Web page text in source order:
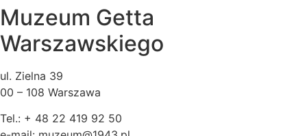
Muzeum Getta
Warszawskiego
ul. Zielna 39
00 – 108 Warszawa
Tel.: + 48 22 419 92 50